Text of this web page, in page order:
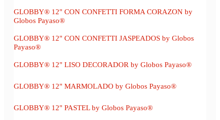
GLOBBY® 12" CON CONFETTI FORMA CORAZON by
Globos Payaso®
GLOBBY® 12" CON CONFETTI JASPEADOS by Globos
Payaso®
GLOBBY® 12" LISO DECORADOR by Globos Payaso®
GLOBBY® 12" MARMOLADO by Globos Payaso®
GLOBBY® 12" PASTEL by Globos Payaso®